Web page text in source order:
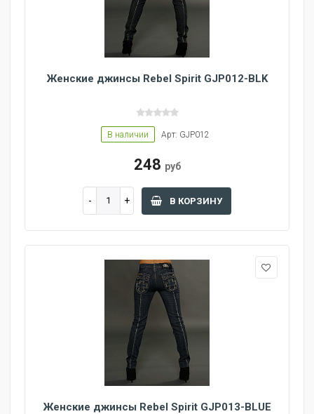
Женские джинсы Rebel Spirit GJP012-BLK
В наличии Арт: GJP012
248 руб
В КОРЗИНУ
Женские джинсы Rebel Spirit GJP013-BLUE